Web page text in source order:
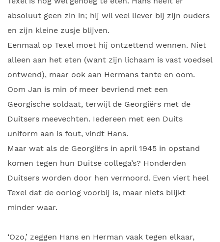
absoluut geen zin in; hij wil veel liever bij zijn ouders
en zijn kleine zusje blijven.
Eenmaal op Texel moet hij ontzettend wennen. Niet
alleen aan het eten (want zijn lichaam is vast voedsel
ontwend), maar ook aan Hermans tante en oom.
Oom Jan is min of meer bevriend met een
Georgische soldaat, terwijl de Georgiërs met de
Duitsers meevechten. Iedereen met een Duits
uniform aan is fout, vindt Hans.
Maar wat als de Georgiërs in april 1945 in opstand
komen tegen hun Duitse collega’s? Honderden
Duitsers worden door hen vermoord. Even viert heel
Texel dat de oorlog voorbij is, maar niets blijkt
minder waar.
‘Ozo,’ zeggen Hans en Herman vaak tegen elkaar,